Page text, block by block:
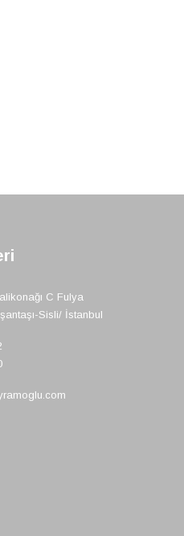
C Fulya
Sisli/ İstanbul